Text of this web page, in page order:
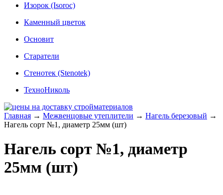
Изорок (Isoroc)
Каменный цветок
Основит
Старатели
Стенотек (Stenotek)
ТехноНиколь
Главная → Межвенцовые утеплители → Нагель березовый →
Нагель сорт №1, диаметр 25мм (шт)
Нагель сорт №1, диаметр
25мм (шт)